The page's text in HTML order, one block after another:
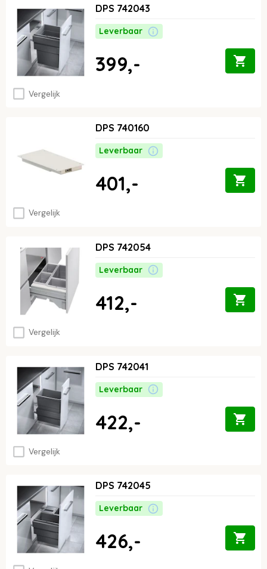
Vergelijk
DPS 742043
Leverbaar
399,-
Vergelijk
DPS 740160
Leverbaar
401,-
Vergelijk
DPS 742054
Leverbaar
412,-
Vergelijk
DPS 742041
Leverbaar
422,-
DPS 742045
Leverbaar
426,-